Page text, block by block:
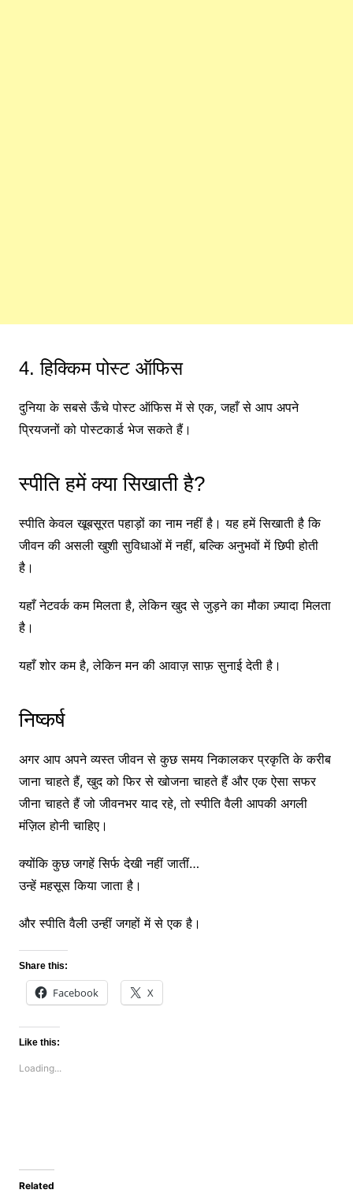
4. हिक्किम पोस्ट ऑफिस
दुनिया के सबसे ऊँचे पोस्ट ऑफिस में से एक, जहाँ से आप अपने
प्रियजनों को पोस्टकार्ड भेज सकते हैं।
स्पीति हमें क्या सिखाती है?
स्पीति केवल खूबसूरत पहाड़ों का नाम नहीं है। यह हमें सिखाती है कि
जीवन की असली खुशी सुविधाओं में नहीं, बल्कि अनुभवों में छिपी होती
है।
यहाँ नेटवर्क कम मिलता है, लेकिन खुद से जुड़ने का मौका ज़्यादा मिलता
है।
यहाँ शोर कम है, लेकिन मन की आवाज़ साफ़ सुनाई देती है।
निष्कर्ष
अगर आप अपने व्यस्त जीवन से कुछ समय निकालकर प्रकृति के करीब
जाना चाहते हैं, खुद को फिर से खोजना चाहते हैं और एक ऐसा सफर
जीना चाहते हैं जो जीवनभर याद रहे, तो स्पीति वैली आपकी अगली
मंज़िल होनी चाहिए।
क्योंकि कुछ जगहें सिर्फ देखी नहीं जातीं…
उन्हें महसूस किया जाता है।
और स्पीति वैली उन्हीं जगहों में से एक है।
Share this:
Facebook X
Like this:
Loading...
Related